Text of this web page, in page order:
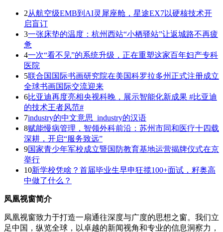
2从航空级EMB到AI灵犀座舱，星途EX7以硬核技术开
启盲订
3一张床垫的温度：杭州西站“小栖驿站”让返城路不再疲
惫
4一次“看不见”的系统升级，正在重塑这家百年妇产专科
医院
5联合国国际书画研究院在美国科罗拉多州正式注册成立
全球书画国际交流迎来
6比亚迪再度亮相央视科晚，展示智能化新成果 #比亚迪
的技术王者风范#
7industry的中文意思_industry的汉语
8赋能慢病管理，智领外科前沿：苏州市同和医疗十四载
深耕，开启“服务致远”
9国家青少年军校成立暨国防教育基地运营揭牌仪式在京
举行
10新学校凭啥？首届毕业生早申狂揽100+面试，籽奥高
中做了什么？
凤凰视窗简介
凤凰视窗致力于打造一扇通往深度与广度的思想之窗。我们立
足中国，纵览全球，以卓越的新闻视角和专业的信息洞察力，